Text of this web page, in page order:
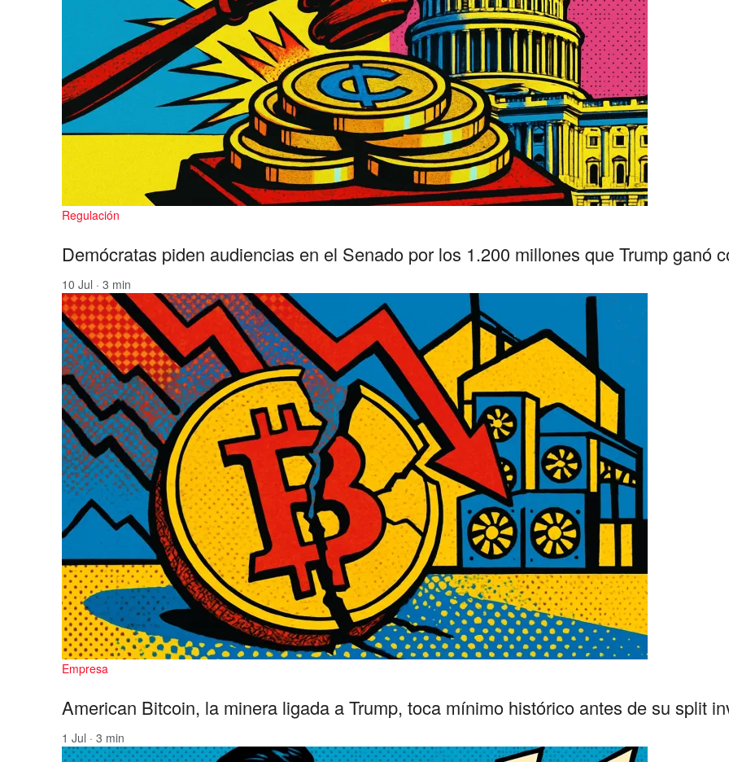
Regulación
Demócratas piden audiencias en el Senado por los 1.200 millones que Trump ganó
10 Jul · 3 min
Empresa
American Bitcoin, la minera ligada a Trump, toca mínimo histórico antes de su split
1 Jul · 3 min